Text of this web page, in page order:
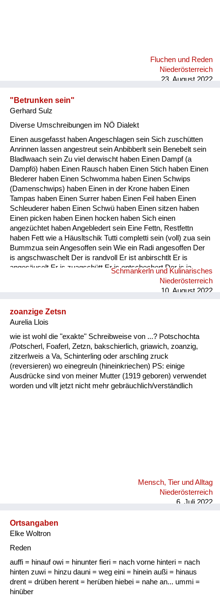
Fluchen und Reden
Niederösterreich
23. August 2022
"Betrunken sein"
Gerhard Sulz
Diverse Umschreibungen im NÖ Dialekt
Einen ausgefasst haben Angeschlagen sein Sich zuschütten
Anrinnen lassen angestreut sein Anbibberlt sein Benebelt sein
Bladlwaach sein Zu viel derwischt haben Einen Dampf (a
Dampfö) haben Einen Rausch haben Einen Stich haben Einen
Blederer haben Einen Schwomma haben Einen Schwips
(Damenschwips) haben Einen in der Krone haben Einen
Tampas haben Einen Surrer haben Einen Feil haben Einen
Schleuderer haben Einen Schwü haben Einen sitzen haben
Einen picken haben Einen hocken haben Sich einen
angezüchtet haben Angebledert sein Eine Fettn, Restfettn
haben Fett wie a Häusltschik Tutti completti sein (voll) zua sein
Bummzua sein Angesoffen sein Wie ein Radi angesoffen Der
is angschwaschelt Der is randvoll Er ist anbirschtlt Er is
angesäuselt Er is zuagschütt Er is ontschechert Der is ja
schon gaunz steif Der is steif (steifer Blick) Fett wie ein
Radierer Blunzenfett sein Angefüllt sein abgefüllt sein
Schmankerln und Kulinarisches
Niederösterreich
10. August 2022
zoanzige Zetsn
Aurelia Llois
wie ist wohl die "exakte" Schreibweise von ...? Potschochta
/Potscherl, Foaferl, Zetzn, bakschierlich, griawich, zoanzig,
zitzerlweis a Va, Schinterling oder arschling zruck
(reversieren) wo einegreuln (hineinkriechen) PS: einige
Ausdrücke sind von meiner Mutter (1919 geboren) verwendet
worden und vllt jetzt nicht mehr gebräuchlich/verständlich
Mensch, Tier und Alltag
Niederösterreich
6. Juli 2022
Ortsangaben
Elke Woltron
Reden
auffi = hinauf owi = hinunter fieri = nach vorne hinteri = nach
hinten zuwi = hinzu dauni = weg eini = hinein außi = hinaus
drent = drüben herent = herüben hiebei = nahe an... ummi =
hinüber